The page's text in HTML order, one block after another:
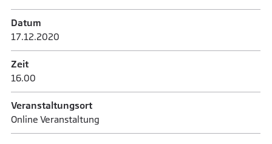
Datum
17.12.­2020
Zeit
16.00
Veranstaltungsort
Online Veranstaltung